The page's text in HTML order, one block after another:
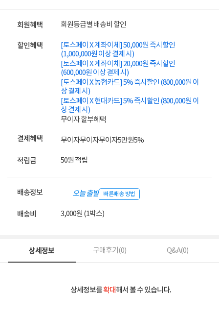
회원혜택 회원등급별 배송비 할인
할인혜택
[토스페이 X 계좌이체] 50,000원 즉시할인
(1,000,000원 이상 결제 시)
[토스페이 X 계좌이체] 20,000원 즉시할인
(600,000원 이상 결제 시)
[토스페이 X 농협카드] 5% 즉시할인 (800,000원 이
상 결제 시)
[토스페이 X 현대카드] 5% 즉시할인 (800,000원 이
상 결제 시)
무이자 할부혜택
결제혜택 무이자무이자무이자5만원5%
적립금 50원 적립
배송정보 오늘 출발 빠른배송 방법
배송비 3,000원 (1박스)
상세정보 구매후기(0) Q&A(0)
상세정보를확대해서 볼 수 있습니다.